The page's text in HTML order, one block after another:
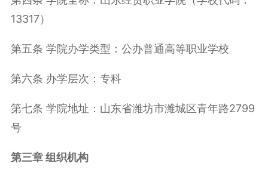
13317）
第五条 学院办学类型：公办普通高等职业学校
第六条 办学层次：专科
第七条 学院地址：山东省潍坊市潍城区青年路2799
号
第三章 组织机构